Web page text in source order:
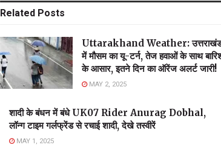
Related Posts
Uttarakhand Weather:
में मौसम का यू-टर्न, तेज हवाओं के साथ
के आसार, इतने दिन का ऑरेंज अलर्ट जारी!
MAY 2, 2025
शादी के बंधन में बंधे UK07 Rider Anurag Dobhal,
लॉन्ग टाइम गर्लफ्रेंड से रचाई शादी, देखे तस्वीरें
MAY 1, 2025